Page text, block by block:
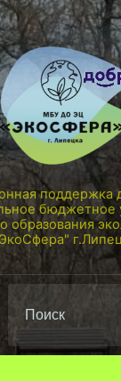
поддержка
бюджетное
образования
Поиск
по: